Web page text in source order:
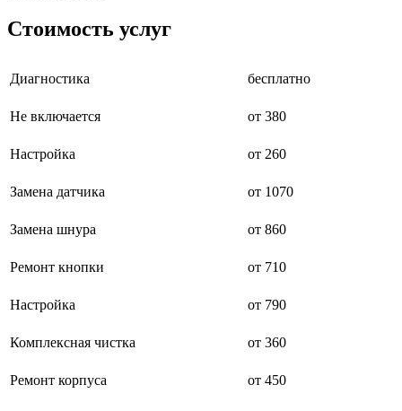
буклетмейкеров
бутербродниц
cd транспортов
чайников
дальномеров
датчиков качества воды
датчиков протечки
депозитных машин
дестратификаторов
Стоимость услуг
Диагностика бесплатно
Не включается от 380
Настройка от 260
Замена датчика от 1070
Замена шнура от 860
Ремонт кнопки от 710
Настройка от 790
Комплексная чистка от 360
Ремонт корпуса от 450